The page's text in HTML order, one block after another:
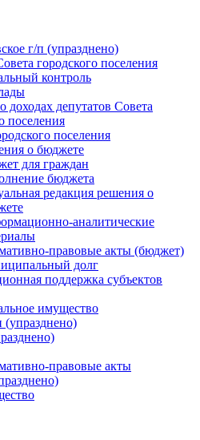
г/п (упразднено)
городского поселения
контроль
доходах депутатов Совета
поселения
поселения
о бюджете
для граждан
бюджета
редакция решения о
аналитические
правовые акты (бюджет)
долг
поддержка субъектов
имущество
(упразднено)
правовые акты